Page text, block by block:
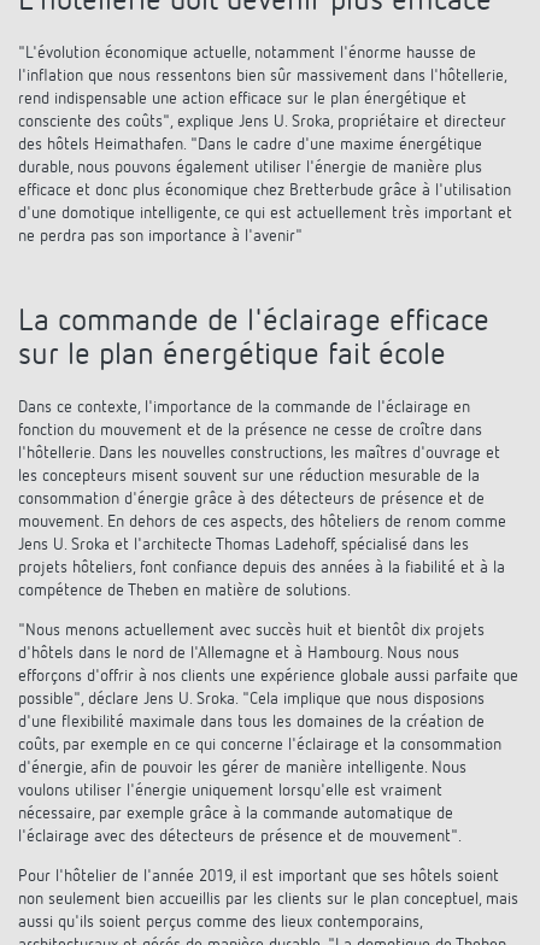
"L'évolution économique actuelle, notamment l'énorme hausse de
l'inflation que nous ressentons bien sûr massivement dans l'hôtellerie,
rend indispensable une action efficace sur le plan énergétique et
consciente des coûts", explique Jens U. Sroka, propriétaire et directeur
des hôtels Heimathafen. "Dans le cadre d'une maxime énergétique
durable, nous pouvons également utiliser l'énergie de manière plus
efficace et donc plus économique chez Bretterbude grâce à l'utilisation
d'une domotique intelligente, ce qui est actuellement très important et
ne perdra pas son importance à l'avenir"
La commande de l'éclairage efficace
sur le plan énergétique fait école
Dans ce contexte, l'importance de la commande de l'éclairage en
fonction du mouvement et de la présence ne cesse de croître dans
l'hôtellerie. Dans les nouvelles constructions, les maîtres d'ouvrage et
les concepteurs misent souvent sur une réduction mesurable de la
consommation d'énergie grâce à des détecteurs de présence et de
mouvement. En dehors de ces aspects, des hôteliers de renom comme
Jens U. Sroka et l'architecte Thomas Ladehoff, spécialisé dans les
projets hôteliers, font confiance depuis des années à la fiabilité et à la
compétence de Theben en matière de solutions.
"Nous menons actuellement avec succès huit et bientôt dix projets
d'hôtels dans le nord de l'Allemagne et à Hambourg. Nous nous
efforçons d'offrir à nos clients une expérience globale aussi parfaite que
possible", déclare Jens U. Sroka. "Cela implique que nous disposions
d'une flexibilité maximale dans tous les domaines de la création de
coûts, par exemple en ce qui concerne l'éclairage et la consommation
d'énergie, afin de pouvoir les gérer de manière intelligente. Nous
voulons utiliser l'énergie uniquement lorsqu'elle est vraiment
nécessaire, par exemple grâce à la commande automatique de
l'éclairage avec des détecteurs de présence et de mouvement".
Pour l'hôtelier de l'année 2019, il est important que ses hôtels soient
non seulement bien accueillis par les clients sur le plan conceptuel, mais
aussi qu'ils soient perçus comme des lieux contemporains,